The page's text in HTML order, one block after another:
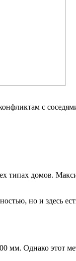
с
типах домов.
но и здесь
Однако этот